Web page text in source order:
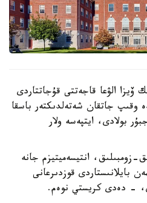
ۆيزا الۋعا قاجەتتى قۇجاتتاردى
وقىپ جاتقان شەتەلدىكتەر باسقا
بولادى، ايتپەسە ولار
زومبىلىق، انتيسەميتيزم جانە
بايلانىستاردى قوزدىرعانى
- دەدى كريستي نوەم.